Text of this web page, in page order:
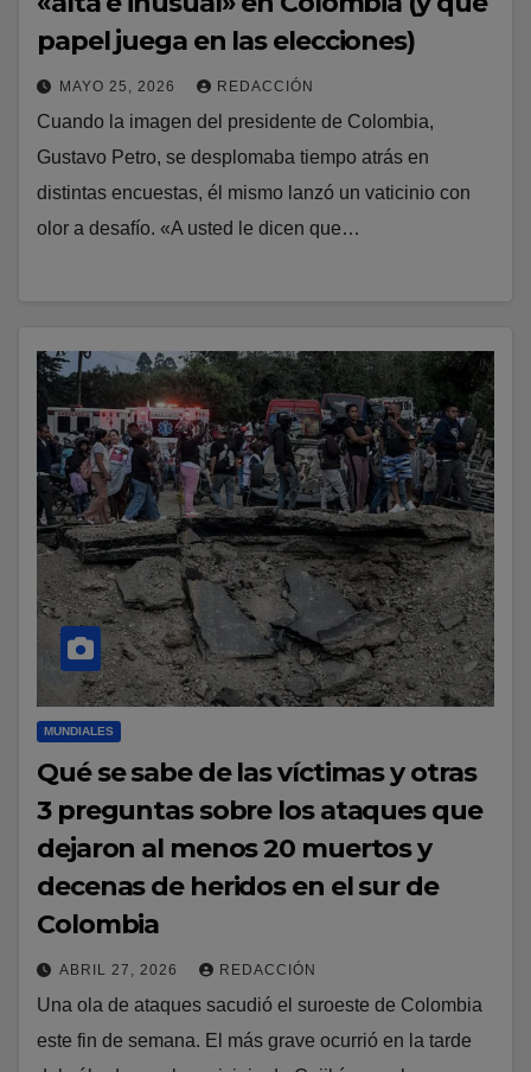
papel juega en las elecciones)
MAYO 25, 2026 REDACCIÓN
Cuando la imagen del presidente de Colombia,
Gustavo Petro, se desplomaba tiempo atrás en
distintas encuestas, él mismo lanzó un vaticinio con
olor a desafío. «A usted le dicen que…
MUNDIALES
Qué se sabe de las víctimas y otras
3 preguntas sobre los ataques que
dejaron al menos 20 muertos y
decenas de heridos en el sur de
Colombia
ABRIL 27, 2026 REDACCIÓN
Una ola de ataques sacudió el suroeste de Colombia
este fin de semana. El más grave ocurrió en la tarde